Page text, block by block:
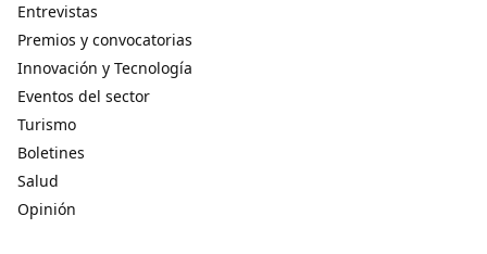
Entrevistas
Premios y convocatorias
Innovación y Tecnología
Eventos del sector
Turismo
Boletines
Salud
Opinión